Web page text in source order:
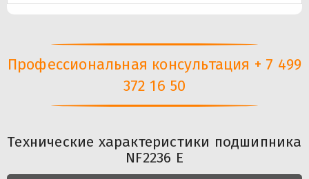
Профессиональная консультация + 7 499
372 16 50
Технические характеристики подшипника
NF2236 E